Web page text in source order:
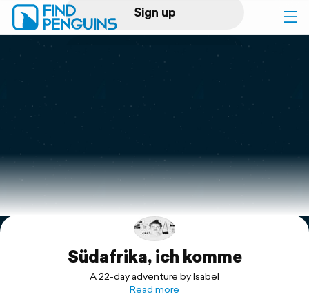
Sign up
Log in
Print a book
Flyover video
Explore
Support
Südafrika, ich komme
A 22-day adventure by Isabel
Read more